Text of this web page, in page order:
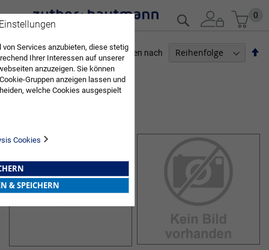
Zum
Inhalt
0
Suche
5Elemente
Sortieren nach
PFLEGEBEDARF
Services anzubieten, diese stetig
Ihrer Interessen auf unserer
anzuzeigen. Sie können
Gruppen anzeigen lassen und
welche Cookies ausgespielt
Cookies
& SPEICHERN